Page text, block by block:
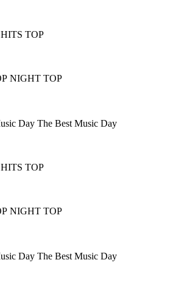
HITS TOP
NIGHT TOP
The Best Music Day
HITS TOP
NIGHT TOP
The Best Music Day